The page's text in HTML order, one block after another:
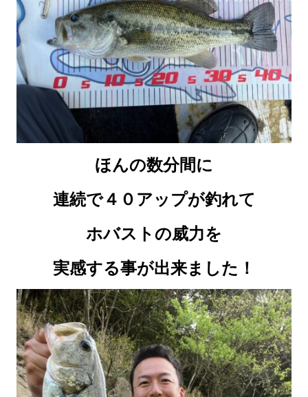
ほんの数分間に
連続で４０アップが釣れて
ホバストの威力を
実感する事が出来ました！